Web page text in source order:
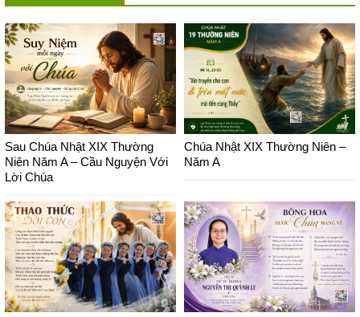
Sau Chúa Nhật XIX Thường
Niên Năm A – Cầu Nguyện Với
Lời Chúa
Chúa Nhật XIX Thường Niên –
Năm A